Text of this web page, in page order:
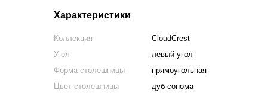
Характеристики
Коллекция
CloudCrest
Угол
левый угол
Форма столешницы
прямоугольная
Цвет столешницы
дуб сонома